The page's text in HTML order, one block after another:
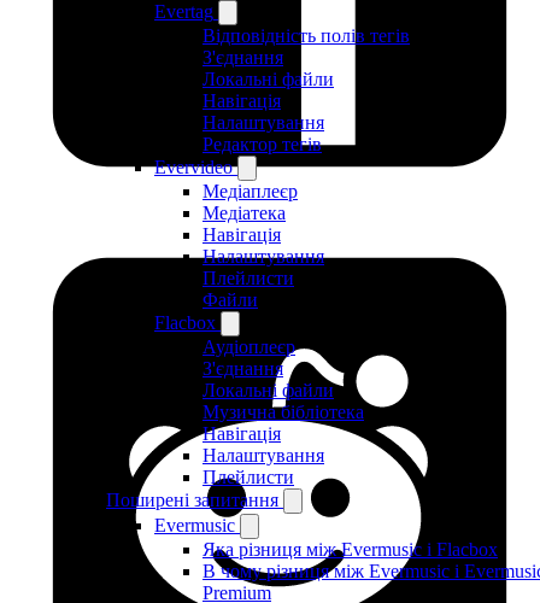
Evertag
Відповідність полів тегів
З'єднання
Локальні файли
Навігація
Налаштування
Редактор тегів
Evervideo
Медіаплеєр
Медіатека
Навігація
Налаштування
Плейлисти
Файли
Flacbox
Аудіоплеєр
З'єднання
Локальні файли
Музична бібліотека
Навігація
Налаштування
Плейлисти
Поширені запитання
Evermusic
Яка різниця між Evermusic і Flacbox
В чому різниця між Evermusic і
Premium